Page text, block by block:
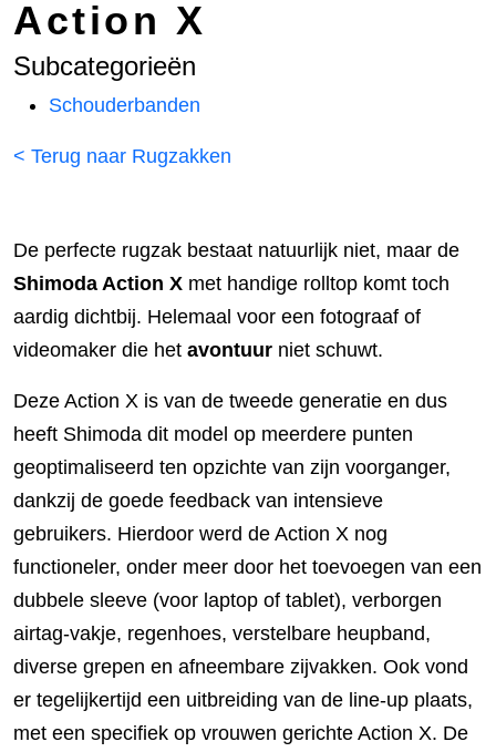
Action X
Subcategorieën
Schouderbanden
< Terug naar Rugzakken
De perfecte rugzak bestaat natuurlijk niet, maar de
Shimoda Action X met handige rolltop komt toch
aardig dichtbij. Helemaal voor een fotograaf of
videomaker die het avontuur niet schuwt.
Deze Action X is van de tweede generatie en dus
heeft Shimoda dit model op meerdere punten
geoptimaliseerd ten opzichte van zijn voorganger,
dankzij de goede feedback van intensieve
gebruikers. Hierdoor werd de Action X nog
functioneler, onder meer door het toevoegen van een
dubbele sleeve (voor laptop of tablet), verborgen
airtag-vakje, regenhoes, verstelbare heupband,
diverse grepen en afneembare zijvakken. Ook vond
er tegelijkertijd een uitbreiding van de line-up plaats,
met een specifiek op vrouwen gerichte Action X. De